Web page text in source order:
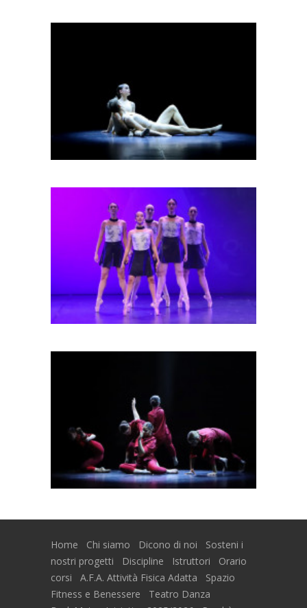
Home Chi siamo Dicono di noi
Sosteni i
nostri progetti
Discipline Istruttori
Orario
corsi
A.F.A. Attività Fisica Adatta
Spazio
Fitness e Benessere
Teatro Danza